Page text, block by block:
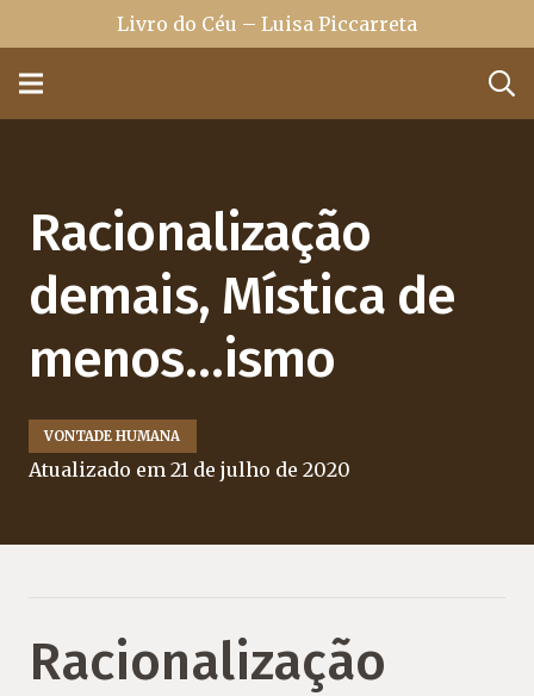
Livro do Céu – Luisa Piccarreta
Racionalização
demais, Mística de
menos…ismo
VONTADE HUMANA
Atualizado em 21 de julho de 2020
Racionalização